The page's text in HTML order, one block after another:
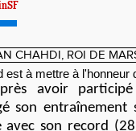
est à mettre à
avoir
son
son record